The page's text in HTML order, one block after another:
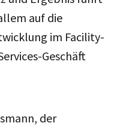
auf die
im Facility-
Geschäft
der